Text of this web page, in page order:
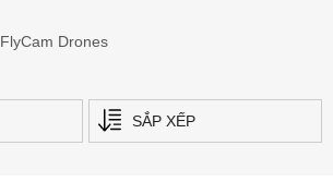
FlyCam Drones
SẮP XẾP